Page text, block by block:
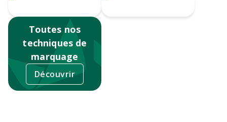
Toutes nos
techniques de
marquage
Découvrir